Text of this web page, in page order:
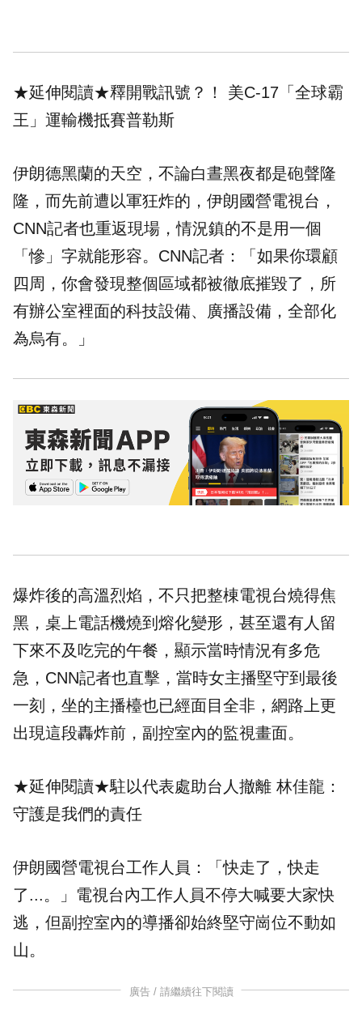
★延伸閱讀★釋開戰訊號？！ 美C-17「全球霸
王」運輸機抵賽普勒斯
伊朗德黑蘭的天空，不論白晝黑夜都是砲聲隆
隆，而先前遭以軍狂炸的，伊朗國營電視台，
CNN記者也重返現場，情況鎮的不是用一個
「慘」字就能形容。CNN記者：「如果你環顧
四周，你會發現整個區域都被徹底摧毀了，所
有辦公室裡面的科技設備、廣播設備，全部化
為烏有。」
爆炸後的高溫烈焰，不只把整棟電視台燒得焦
黑，桌上電話機燒到熔化變形，甚至還有人留
下來不及吃完的午餐，顯示當時情況有多危
急，CNN記者也直擊，當時女主播堅守到最後
一刻，坐的主播檯也已經面目全非，網路上更
出現這段轟炸前，副控室內的監視畫面。
★延伸閱讀★駐以代表處助台人撤離 林佳龍：
守護是我們的責任
伊朗國營電視台工作人員：「快走了，快走
了...。」電視台內工作人員不停大喊要大家快
逃，但副控室內的導播卻始終堅守崗位不動如
山。
廣告 / 請繼續往下閱讀